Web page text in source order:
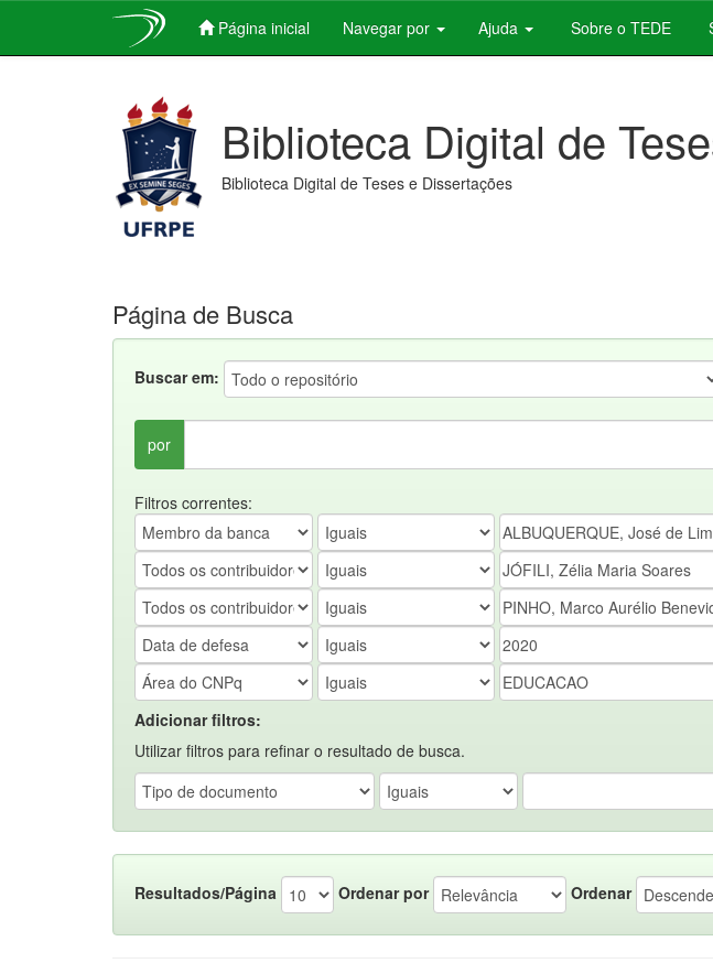
Página inicial Navegar por Ajuda Sobre o TEDE
Biblioteca Digital de
Biblioteca Digital de Teses e Dissertações
Página de Busca
Buscar em:
por
Filtros correntes:
Adicionar filtros:
Utilizar filtros para refinar o resultado de busca.
Resultados/Página Ordenar por Ordenar